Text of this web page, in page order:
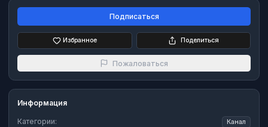
Подписаться
Избранное Поделиться
Пожаловаться
Информация
Категории: Канал